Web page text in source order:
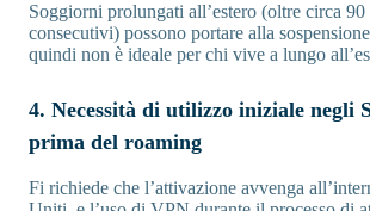
Soggiorni prolungati all’estero (oltre circa
consecutivi) possono portare alla
quindi non è ideale per chi vive a lungo
4. Necessità di utilizzo iniziale negli
prima del roaming
Fi richiede che l’attivazione avvenga